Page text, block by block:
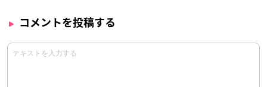
コメントを投稿する